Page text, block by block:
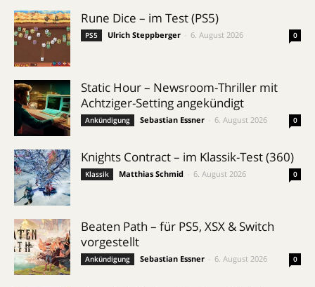
Rune Dice – im Test (PS5)
PS5 Ulrich Steppberger 6. August 2026 0
Static Hour – Newsroom-Thriller mit
Achtziger-Setting angekündigt
Ankündigung Sebastian Essner 6. August 2026 0
Knights Contract – im Klassik-Test (360)
Klassik Matthias Schmid 6. August 2026 0
Beaten Path – für PS5, XSX & Switch
vorgestellt
Ankündigung Sebastian Essner 6. August 2026 0